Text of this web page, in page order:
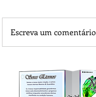
Escreva um comentário